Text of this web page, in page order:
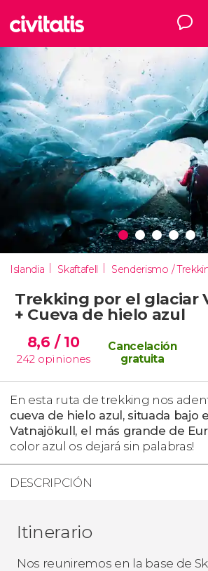
Islandia Skaftafell Senderismo /
Trekking por el glaciar
+ Cueva de hielo azul
8,6 / 10
242 opiniones
Cancelación
gratuita
En esta ruta de trekking nos
cueva de hielo azul, situada bajo
Vatnajökull, el más grande de
color azul os dejará sin palabras!
DESCRIPCIÓN
Itinerario
Nos reuniremos en la base de